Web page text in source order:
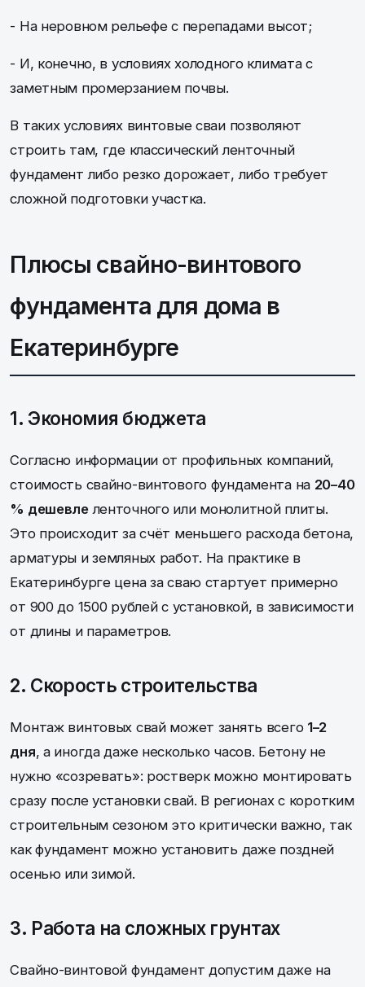
- На неровном рельефе с перепадами высот;
- И, конечно, в условиях холодного климата с
заметным промерзанием почвы.
В таких условиях винтовые сваи позволяют
строить там, где классический ленточный
фундамент либо резко дорожает, либо требует
сложной подготовки участка.
Плюсы свайно-винтового
фундамента для дома в
Екатеринбурге
1. Экономия бюджета
Согласно информации от профильных компаний,
стоимость свайно-винтового фундамента на 20–40
% дешевлеленточного или монолитной плиты.
Это происходит за счёт меньшего расхода бетона,
арматуры и земляных работ. На практике в
Екатеринбурге цена за сваю стартует примерно
от 900 до 1500 рублей с установкой, в зависимости
от длины и параметров.
2. Скорость строительства
Монтаж винтовых свай может занять всего 1–2
дня, а иногда даже несколько часов. Бетону не
нужно «созревать»: ростверк можно монтировать
сразу после установки свай. В регионах с коротким
строительным сезоном это критически важно, так
как фундамент можно установить даже поздней
осенью или зимой.
3. Работа на сложных грунтах
Свайно-винтовой фундамент допустим даже на